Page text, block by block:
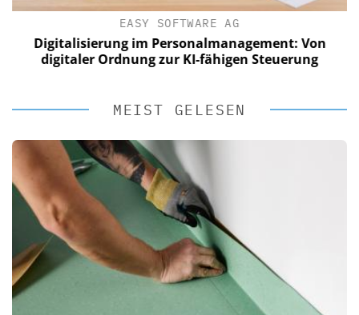
EASY SOFTWARE AG
Digitalisierung im Personalmanagement: Von
digitaler Ordnung zur KI-fähigen Steuerung
MEIST GELESEN